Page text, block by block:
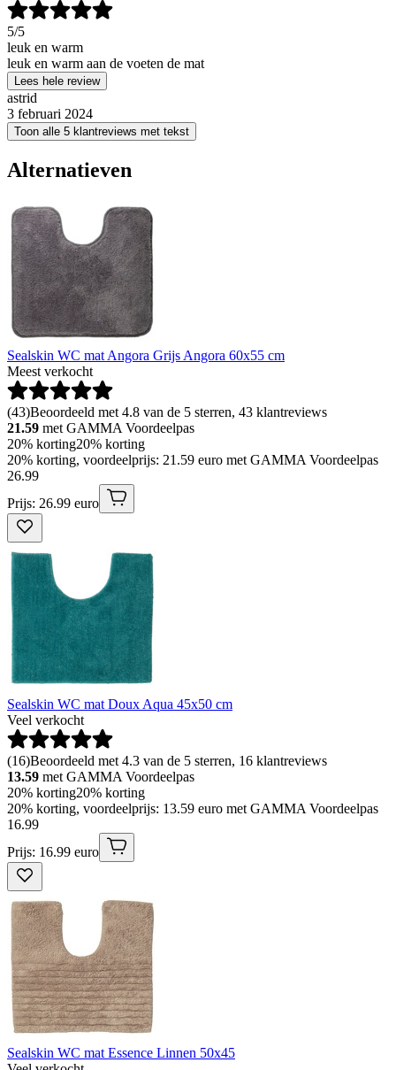
5/5
leuk en warm
leuk en warm aan de voeten de mat
Lees hele review
astrid
3 februari 2024
Toon alle 5 klantreviews met tekst
Alternatieven
Sealskin WC mat Angora Grijs Angora 60x55 cm
Meest verkocht
(43)Beoordeeld met 4.8 van de 5 sterren, 43 klantreviews
21.59 met GAMMA Voordeelpas
20% korting20% korting
20% korting, voordeelprijs: 21.59 euro met GAMMA Voordeelpas
26.99
Prijs: 26.99 euro
Sealskin WC mat Doux Aqua 45x50 cm
Veel verkocht
(16)Beoordeeld met 4.3 van de 5 sterren, 16 klantreviews
13.59 met GAMMA Voordeelpas
20% korting20% korting
20% korting, voordeelprijs: 13.59 euro met GAMMA Voordeelpas
16.99
Prijs: 16.99 euro
Sealskin WC mat Essence Linnen 50x45